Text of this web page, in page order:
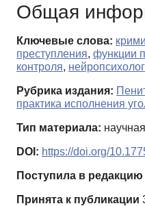
Общая
Ключевые слова:
преступления, функции
контроля,
Рубрика издания:
практика исполнения
Тип материала:
DOI: https://doi.org/
Поступила в редакцию
Принята к публикации